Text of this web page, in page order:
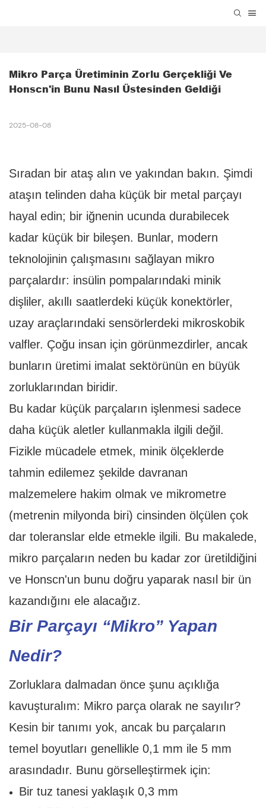
Mikro Parça Üretiminin Zorlu Gerçekliği Ve
Honscn'in Bunu Nasıl Üstesinden Geldiği
2025-08-08
Sıradan bir ataş alın ve yakından bakın. Şimdi
ataşın telinden daha küçük bir metal parçayı
hayal edin; bir iğnenin ucunda durabilecek
kadar küçük bir bileşen. Bunlar, modern
teknolojinin çalışmasını sağlayan mikro
parçalardır: insülin pompalarındaki minik
dişliler, akıllı saatlerdeki küçük konektörler,
uzay araçlarındaki sensörlerdeki mikroskobik
valfler. Çoğu insan için görünmezdirler, ancak
bunların üretimi imalat sektörünün en büyük
zorluklarından biridir.
Bu kadar küçük parçaların işlenmesi sadece
daha küçük aletler kullanmakla ilgili değil.
Fizikle mücadele etmek, minik ölçeklerde
tahmin edilemez şekilde davranan
malzemelere hakim olmak ve mikrometre
(metrenin milyonda biri) cinsinden ölçülen çok
dar toleranslar elde etmekle ilgili. Bu makalede,
mikro parçaların neden bu kadar zor üretildiğini
ve Honscn'un bunu doğru yaparak nasıl bir ün
kazandığını ele alacağız.
Bir Parçayı “Mikro” Yapan
Nedir?
Zorluklara dalmadan önce şunu açıklığa
kavuşturalım: Mikro parça olarak ne sayılır?
Kesin bir tanımı yok, ancak bu parçaların
temel boyutları genellikle 0,1 mm ile 5 mm
arasındadır. Bunu görselleştirmek için:
Bir tuz tanesi yaklaşık 0,3 mm